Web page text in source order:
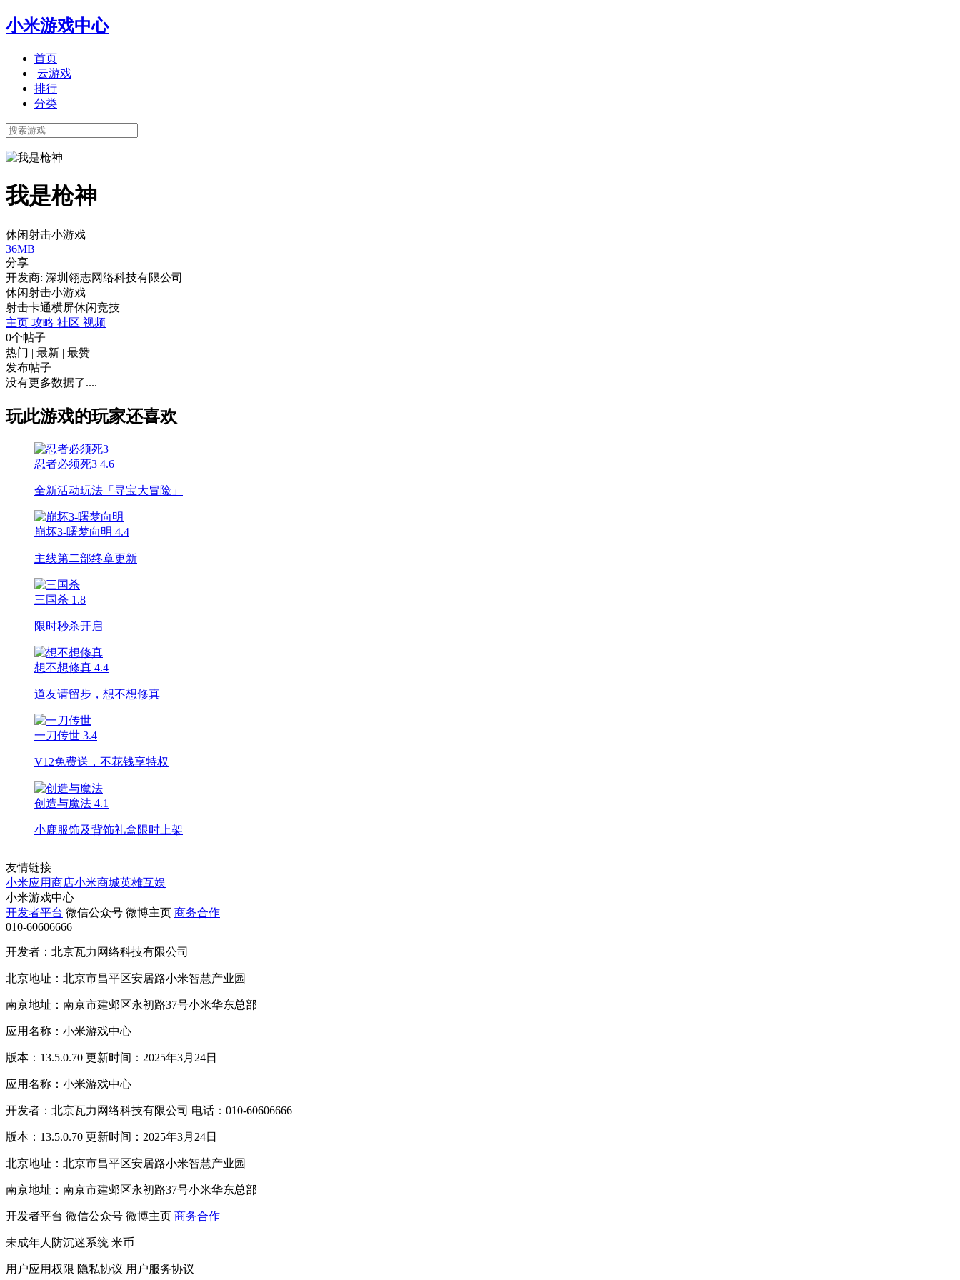
小米游戏中心
首页
云游戏
排行
分类
我是枪神
休闲射击小游戏
36MB
分享
开发商: 深圳翎志网络科技有限公司
休闲射击小游戏
射击卡通横屏休闲竞技
主页 攻略 社区 视频
0个帖子
热门 | 最新 | 最赞
发布帖子
没有更多数据了....
玩此游戏的玩家还喜欢
忍者必须死3 4.6
全新活动玩法「寻宝大冒险」
崩坏3-曙梦向明 4.4
主线第二部终章更新
三国杀 1.8
限时秒杀开启
想不想修真 4.4
道友请留步，想不想修真
一刀传世 3.4
V12免费送，不花钱享特权
创造与魔法 4.1
小鹿服饰及背饰礼盒限时上架
友情链接
小米应用商店小米商城英雄互娱
小米游戏中心
开发者平台 微信公众号 微博主页 商务合作
010-60606666
开发者：北京瓦力网络科技有限公司
北京地址：北京市昌平区安居路小米智慧产业园
南京地址：南京市建邺区永初路37号小米华东总部
应用名称：小米游戏中心
版本：13.5.0.70 更新时间：2025年3月24日
应用名称：小米游戏中心
开发者：北京瓦力网络科技有限公司 电话：010-60606666
版本：13.5.0.70 更新时间：2025年3月24日
北京地址：北京市昌平区安居路小米智慧产业园
南京地址：南京市建邺区永初路37号小米华东总部
开发者平台 微信公众号 微博主页 商务合作
未成年人防沉迷系统 米币
用户应用权限 隐私协议 用户服务协议